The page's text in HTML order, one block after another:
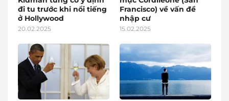
đi tu trước khi nổi tiếng
ở Hollywood
20.02.2025
Francisco) về vấn đề
nhập cư
15.02.2025